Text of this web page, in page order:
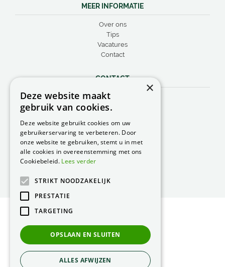
MEER INFORMATIE
Over ons
Tips
Vacatures
Contact
CONTACT
Peacock Garden Supports
Industrieweg 22
Nederland
0499 57 40 80
F. 0499 57 40 84
E.peacock@peacock.nl
Privacy Statement
Green Solutions
×
Deze website maakt
gebruik van cookies.
Deze website gebruikt cookies om uw
gebruikerservaring te verbeteren. Door
onze website te gebruiken, stemt u in met
alle cookies in overeenstemming met ons
Cookiebeleid. Lees verder
STRIKT NOODZAKELIJK
PRESTATIE
TARGETING
OPSLAAN EN SLUITEN
ALLES AFWIJZEN